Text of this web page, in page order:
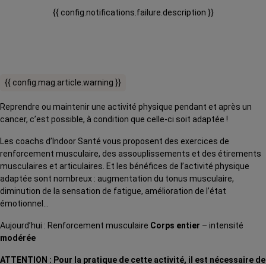
{{ config.notifications.failure.description }}
{{ config.mag.article.warning }}
Reprendre ou maintenir une activité physique pendant et après un
cancer, c’est possible, à condition que celle-ci soit adaptée !
Les coachs d’Indoor Santé vous proposent des exercices de
renforcement musculaire, des assouplissements et des étirements
musculaires et articulaires. Et les bénéfices de l’activité physique
adaptée sont nombreux : augmentation du tonus musculaire,
diminution de la sensation de fatigue, amélioration de l’état
émotionnel…
Aujourd’hui : Renforcement musculaire Corps entier – intensité
modérée
ATTENTION : Pour la pratique de cette activité, il est nécessaire de